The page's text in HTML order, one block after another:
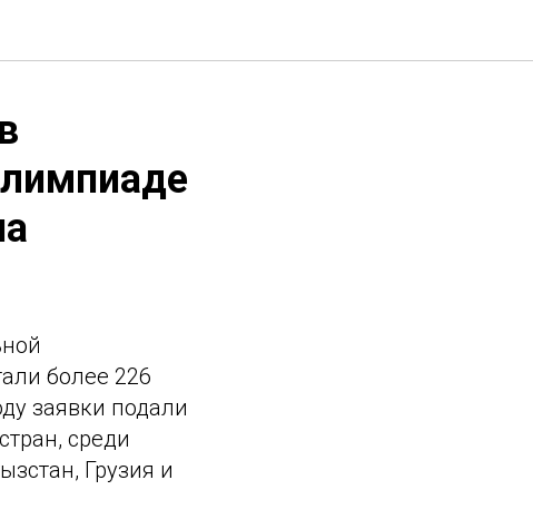
более 226
заявки подали
среди
Грузия и